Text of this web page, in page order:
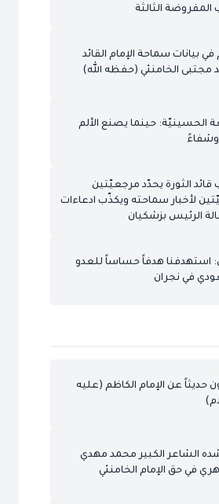
المفروضة الثالثة
في بيانات سماحة الإمام القائد
مجتبى الخامنئي (حفظه الله)
الحسينيّة: حينما يصنع الألم
وشفاءً
الثورة يحدّد مرجعيّتين
لأخبار سماحته ويكذّب ادعاءات
الرئيس بزشكيان
استهدفنا هدفاً حساساً للعدو
في نجران
حديثاً عن الإمام الكاظم (عليه
الشاعر الكبير محمد مهدي
في حق الإمام الخامنئي